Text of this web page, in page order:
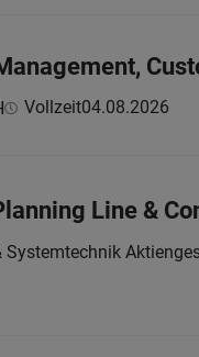
Vollzeit04.08.2026
Line &
Systemtechnik